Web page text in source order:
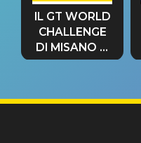
IL GT WORLD
CHALLENGE
DI MISANO si
riconferma